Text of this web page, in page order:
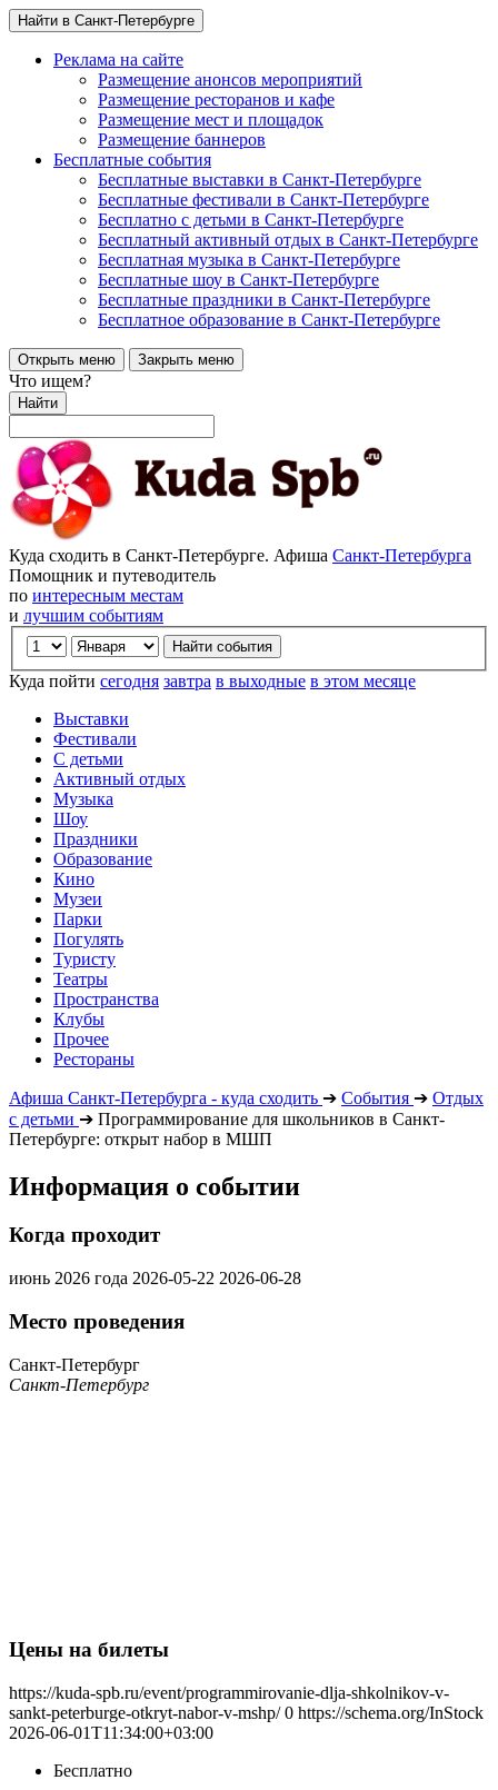
Найти в Санкт-Петербурге
Реклама на сайте
Размещение анонсов мероприятий
Размещение ресторанов и кафе
Размещение мест и площадок
Размещение баннеров
Бесплатные события
Бесплатные выставки в Санкт-Петербурге
Бесплатные фестивали в Санкт-Петербурге
Бесплатно с детьми в Санкт-Петербурге
Бесплатный активный отдых в Санкт-Петербурге
Бесплатная музыка в Санкт-Петербурге
Бесплатные шоу в Санкт-Петербурге
Бесплатные праздники в Санкт-Петербурге
Бесплатное образование в Санкт-Петербурге
Открыть меню Закрыть меню
Что ищем?
Найти
Куда сходить в Санкт-Петербурге. Афиша Санкт-Петербурга
Помощник и путеводитель
по интересным местам
и лучшим событиям
Куда пойти сегодня завтра в выходные в этом месяце
Выставки
Фестивали
С детьми
Активный отдых
Музыка
Шоу
Праздники
Образование
Кино
Музеи
Парки
Погулять
Туристу
Театры
Пространства
Клубы
Прочее
Рестораны
Афиша Санкт-Петербурга - куда сходить ➔ События ➔ Отдых
с детьми ➔ Программирование для школьников в Санкт-
Петербурге: открыт набор в МШП
Информация о событии
Когда проходит
июнь 2026 года 2026-05-22 2026-06-28
Место проведения
Санкт-Петербург
Санкт-Петербург
Цены на билеты
https://kuda-spb.ru/event/programmirovanie-dlja-shkolnikov-v-
sankt-peterburge-otkryt-nabor-v-mshp/ 0 https://schema.org/InStock
2026-06-01T11:34:00+03:00
Бесплатно